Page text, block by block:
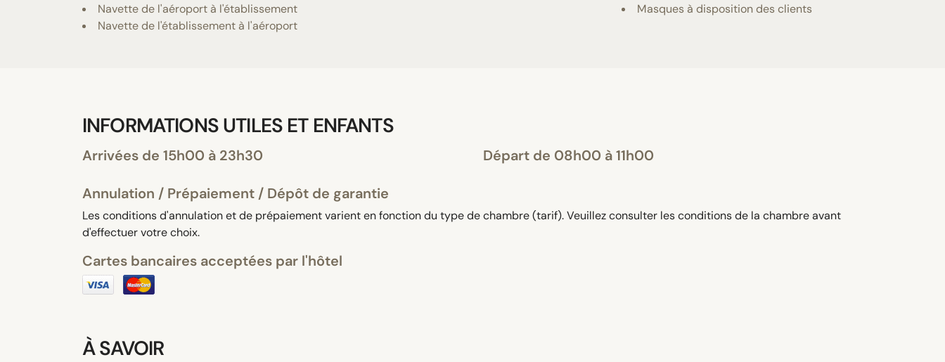
Navette de l'aéroport à l'établissement
Navette de l'établissement à l'aéroport
Masques à disposition des clients
INFORMATIONS UTILES ET ENFANTS
Arrivées de 15h00 à 23h30 Départ de 08h00 à 11h00
Annulation / Prépaiement / Dépôt de garantie
Les conditions d'annulation et de prépaiement varient en fonction du type de chambre (tarif). Veuillez consulter les conditions de la chambre avant
d'effectuer votre choix.
Cartes bancaires acceptées par l'hôtel
À SAVOIR